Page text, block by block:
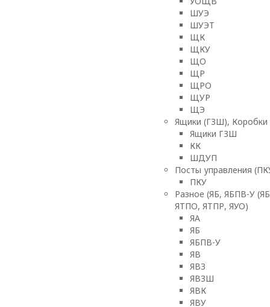
ШУЭ
ШУЭТ
ЩК
ЩКУ
ЩО
ЩР
ЩРО
ЩУР
ЩЭ
Ящики (ГЗШ),
Ящики ГЗШ
КК
ШДУП
Посты управления
ПКУ
Разное (ЯБ, ЯБПВ-У
ЯТПО, ЯТПР, ЯУО)
ЯА
ЯБ
ЯБПВ-У
ЯВ
ЯВЗ
ЯВЗШ
ЯВК
ЯВУ